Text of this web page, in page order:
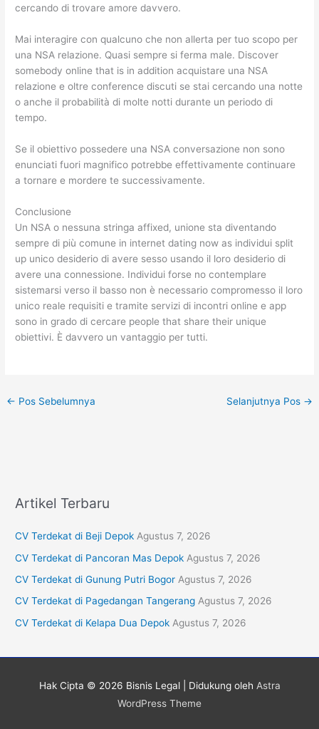
cercando di trovare amore davvero.
Mai interagire con qualcuno che non allerta per tuo scopo per
una NSA relazione. Quasi sempre si ferma male. Discover
somebody online that is in addition acquistare una NSA
relazione e oltre conference discuti se stai cercando una notte
o anche il probabilità di molte notti durante un periodo di
tempo.
Se il obiettivo possedere una NSA conversazione non sono
enunciati fuori magnifico potrebbe effettivamente continuare
a tornare e mordere te successivamente.
Conclusione
Un NSA o nessuna stringa affixed, unione sta diventando
sempre di più comune in internet dating now as individui split
up unico desiderio di avere sesso usando il loro desiderio di
avere una connessione. Individui forse no contemplare
sistemarsi verso il basso non è necessario compromesso il loro
unico reale requisiti e tramite servizi di incontri online e app
sono in grado di cercare people that share their unique
obiettivi. È davvero un vantaggio per tutti.
← Pos Sebelumnya Selanjutnya Pos →
Artikel Terbaru
CV Terdekat di Beji Depok Agustus 7, 2026
CV Terdekat di Pancoran Mas Depok Agustus 7, 2026
CV Terdekat di Gunung Putri Bogor Agustus 7, 2026
CV Terdekat di Pagedangan Tangerang Agustus 7, 2026
CV Terdekat di Kelapa Dua Depok Agustus 7, 2026
Hak Cipta © 2026 Bisnis Legal| Didukung oleh Astra
WordPress Theme